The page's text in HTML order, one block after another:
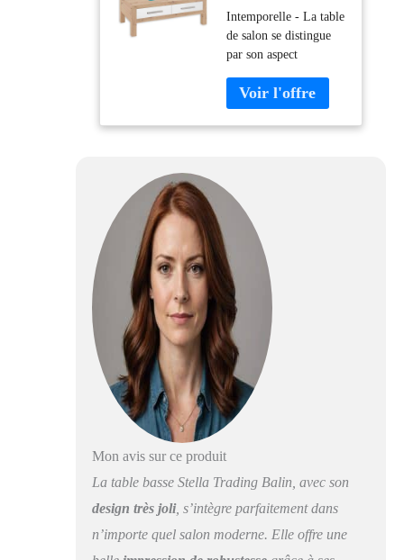
Blanche – Table
Basse spacieuse
avec tiroirs pour
Votre Salon, Bois
d'ingénierie,
Chêne
Artisan/Blanc,
Intemporelle - La table
de salon se distingue
par son aspect
que les façades simples
des tiroirs blanches
forment un contraste
d'espace de rangement
- La table basse offre
suffisamment d'espace
pour les magazines, les
télécommandes, les
accessoires et les
collations. Deux tiroirs
supplémentaires
permettent de ranger
d'autres petits objets.
Polyvalente - Avec son
design intemporel, la
non seulement
du salon BALIN, mais
ouvre également la
possibilité de s'intégrer
dans une variété de
Mon avis sur ce produit
La table basse Stella Trading Balin, avec son
design très joli, s’intègre parfaitement dans
n’importe quel salon moderne. Elle offre une